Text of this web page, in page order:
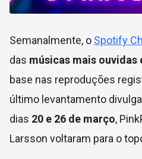
Semanalmente, o Spotify
das músicas mais ouvidas
base nas reproduções
último levantamento
dias 20 e 26 de março,
Larsson voltaram para o